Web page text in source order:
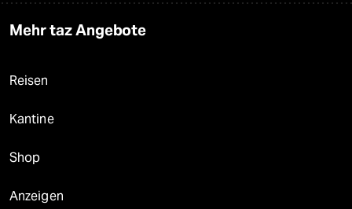
Mehr taz Angebote
Reisen
Kantine
Shop
Anzeigen